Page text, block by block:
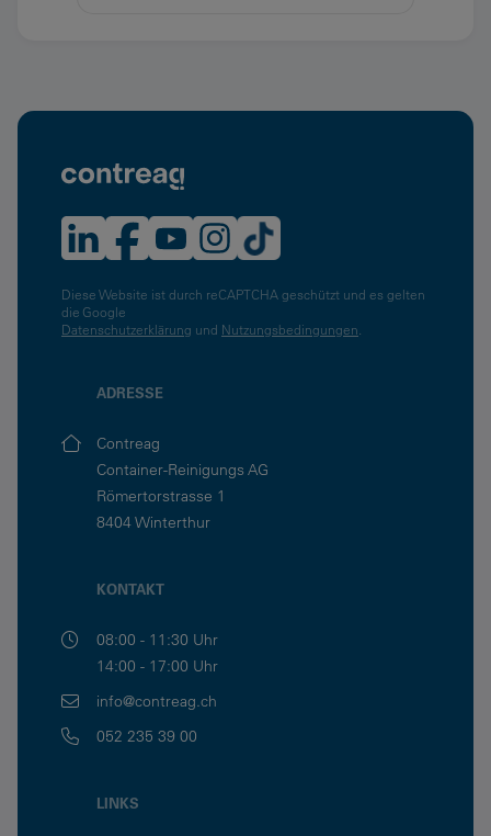
Diese Website ist durch reCAPTCHA geschützt und es gelten
die Google
Datenschutzerklärung und Nutzungsbedingungen
ADRESSE
Contreag
Container-Reinigungs AG
Römertorstrasse 1
8404 Winterthur
KONTAKT
08:00 - 11:30 Uhr
14:00 - 17:00 Uhr
info@contreag.ch
052 235 39 00
LINKS